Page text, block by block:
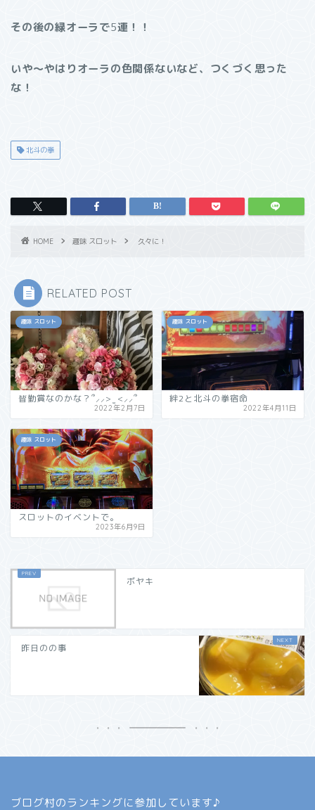
その後の緑オーラで5連！！
いや～やはりオーラの色関係ないなど、つくづく思った
な！
北斗の拳
HOME 趣味 スロット 久々に！
RELATED POST
趣味 スロット
皆勤賞なのかな？՞⸝⸝> ̫ <⸝⸝՞
2022年2月7日
趣味 スロット
絆2と北斗の拳宿命
2022年4月11日
趣味 スロット
スロットのイベントで。
2023年6月9日
ボヤキ
昨日のの事
ブログ村のランキングに参加しています♪